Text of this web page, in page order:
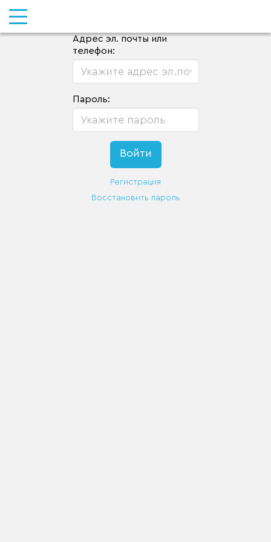
Адрес эл. почты или
телефон:
Пароль:
Регистрация
Восстановить пароль